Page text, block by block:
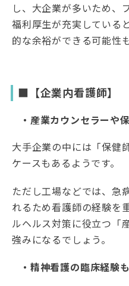
し、大企業が多いため、
福利厚生が充実している
的な余裕ができる可能性
■【企業内看護師】
・産業カウンセラーや
大手企業の中には「保健
ケースもあるようです。
ただし工場などでは、急
れるため看護師の経験を
ルヘルス対策に役立つ「
強みになるでしょう。
・精神看護の臨床経験